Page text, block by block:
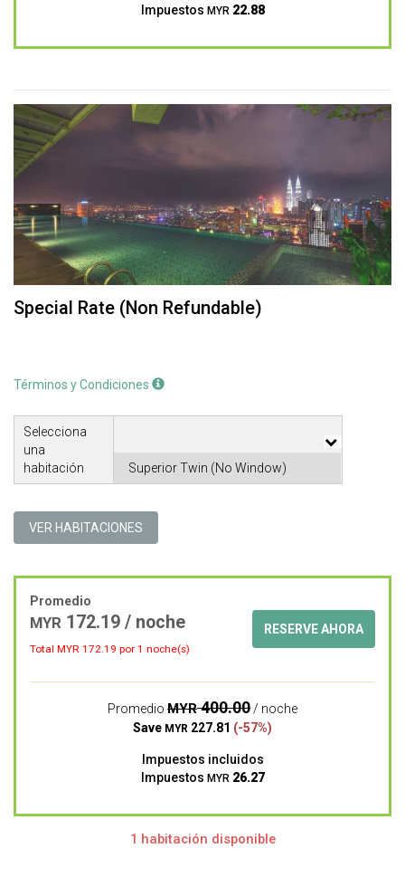
Impuestos MYR 22.88
Special Rate (Non Refundable)
Términos y Condiciones
Selecciona
una
habitación
VER HABITACIONES
Promedio
MYR 172.19 / noche
Total MYR 172.19 por 1 noche(s)
RESERVE AHORA
Promedio MYR400.00 / noche
Save MYR 227.81 (-57%)
Impuestos incluidos
Impuestos MYR 26.27
1 habitación disponible